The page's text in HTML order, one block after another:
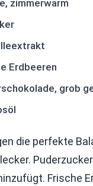
zimmerwarm
Erdbeeren
grob
die perfekte
Frische